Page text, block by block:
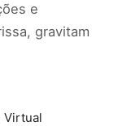
e
gravitam
Virtual